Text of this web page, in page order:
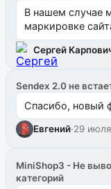
В нашем случае
маркировке
Сергей
Sendex 2.0 не
Спасибо, новый
Евгений·29
MiniShop3 - Не
категорий